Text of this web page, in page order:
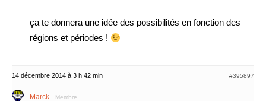
ça te donnera une idée des possibilités en fonction des
régions et périodes !
14 décembre 2014 à 3 h 42 min #395897
Marck Membre